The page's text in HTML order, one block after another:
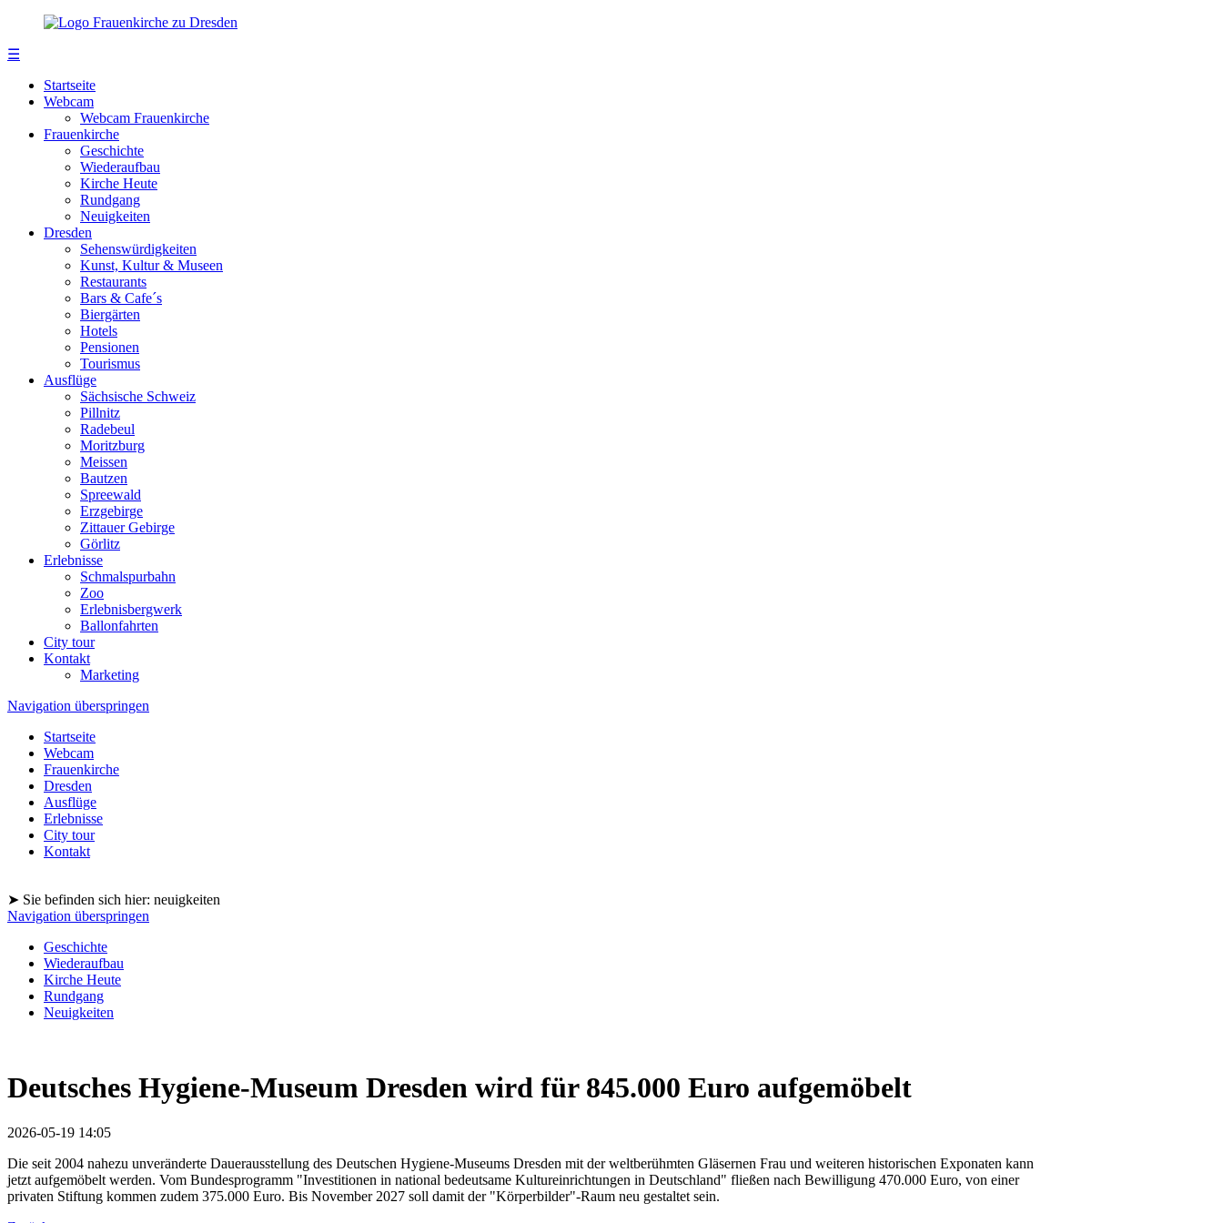
☰
Startseite
Webcam
Webcam Frauenkirche
Frauenkirche
Geschichte
Wiederaufbau
Kirche Heute
Rundgang
Neuigkeiten
Dresden
Sehenswürdigkeiten
Kunst, Kultur & Museen
Restaurants
Bars & Cafe´s
Biergärten
Hotels
Pensionen
Tourismus
Ausflüge
Sächsische Schweiz
Pillnitz
Radebeul
Moritzburg
Meissen
Bautzen
Spreewald
Erzgebirge
Zittauer Gebirge
Görlitz
Erlebnisse
Schmalspurbahn
Zoo
Erlebnisbergwerk
Ballonfahrten
City tour
Kontakt
Marketing
Navigation überspringen
Startseite
Webcam
Frauenkirche
Dresden
Ausflüge
Erlebnisse
City tour
Kontakt
➤ Sie befinden sich hier: neuigkeiten
Navigation überspringen
Geschichte
Wiederaufbau
Kirche Heute
Rundgang
Neuigkeiten
Deutsches Hygiene-Museum Dresden wird für 845.000 Euro aufgemöbelt
2026-05-19 14:05
Die seit 2004 nahezu unveränderte Dauerausstellung des Deutschen Hygiene-Museums Dresden mit der weltberühmten Gläsernen Frau und weiteren historischen Exponaten kann
jetzt aufgemöbelt werden. Vom Bundesprogramm "Investitionen in national bedeutsame Kultureinrichtungen in Deutschland" fließen nach Bewilligung 470.000 Euro, von einer
privaten Stiftung kommen zudem 375.000 Euro. Bis November 2027 soll damit der "Körperbilder"-Raum neu gestaltet sein.